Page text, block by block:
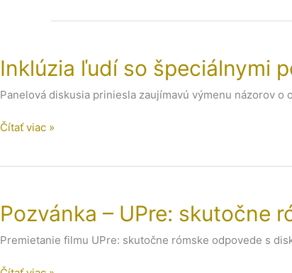
Inklúzia ľudí so špeciálnymi
Panelová diskusia priniesla zaujímavú výmenu názorov
so
špeciálnymi
potrebami
IT
v
Čítať viac »
Pozvánka – UPre: skutočne
Premietanie filmu UPre: skutočne rómske odpovede s
UPre:
skutočne
rómske